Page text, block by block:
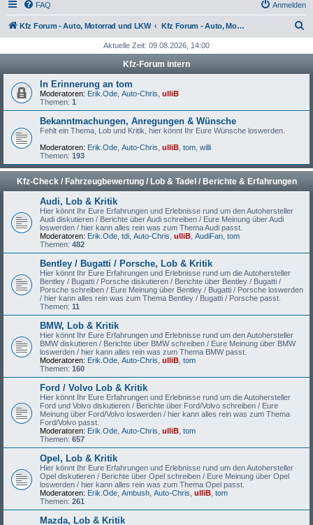
FAQ Anmelden
Kfz Forum - Auto, Motorrad und LKW Kfz Forum - Auto, Motorrad und LKW
h
Aktuelle Zeit: 09.08.2026, 14:00
Kfz-Forum intern
In Erinnerung an tom
Moderatoren: Erik.Ode Auto-Chris ulliB
Themen: 1
Bekanntmachungen, Anregungen & Wünsche
Fehlt ein Thema, Lob und Kritik, hier könnt Ihr Eure Wünsche loswerden.
Moderatoren: Erik.Ode Auto-Chris ulliB tom willi
Themen: 193
Kfz-Check / Fahrzeugbewertung / Lob & Tadel / Berichte & Erfahrungen
Audi, Lob & Kritik
Hier könnt Ihr Eure Erfahrungen und Erlebnisse rund um den Autohersteller
Audi diskutieren / Berichte über Audi schreiben / Eure Meinung über Audi
loswerden / hier kann alles rein was zum Thema Audi passt.
Moderatoren: Erik.Ode tdi Auto-Chris ulliB AudiFan tom
Themen: 482
Bentley / Bugatti / Porsche, Lob & Kritik
Hier könnt Ihr Eure Erfahrungen und Erlebnisse rund um die Autohersteller
Bentley / Bugatti / Porsche diskutieren / Berichte über Bentley / Bugatti /
Porsche schreiben / Eure Meinung über Bentley / Bugatti / Porsche loswerden
/ hier kann alles rein was zum Thema Bentley / Bugatti / Porsche passt.
Themen: 11
BMW, Lob & Kritik
Hier könnt Ihr Eure Erfahrungen und Erlebnisse rund um den Autohersteller
BMW diskutieren / Berichte über BMW schreiben / Eure Meinung über BMW
loswerden / hier kann alles rein was zum Thema BMW passt.
Moderatoren: Erik.Ode Auto-Chris ulliB tom
Themen: 160
Ford / Volvo Lob & Kritik
Hier könnt Ihr Eure Erfahrungen und Erlebnisse rund um die Autohersteller
Ford und Volvo diskutieren / Berichte über Ford/Volvo schreiben / Eure
Meinung über Ford/Volvo loswerden / hier kann alles rein was zum Thema
Ford/Volvo passt.
Moderatoren: Erik.Ode Auto-Chris ulliB tom
Themen: 657
Opel, Lob & Kritik
Hier könnt Ihr Eure Erfahrungen und Erlebnisse rund um den Autohersteller
Opel diskutieren / Berichte über Opel schreiben / Eure Meinung über Opel
loswerden / hier kann alles rein was zum Thema Opel passt.
Moderatoren: Erik.Ode Ambush Auto-Chris ulliB tom
Themen: 261
Mazda, Lob & Kritik